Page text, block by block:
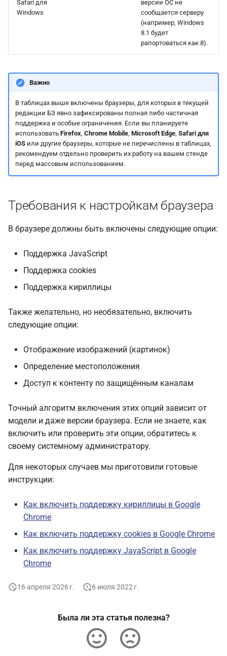
Safari для
Windows
версии ОС не
сообщается серверу
(например, Windows
8.1 будет
рапортоваться как 8).
Важно
В таблицах выше включены браузеры, для которых в текущей
редакции БЗ явно зафиксированы полная либо частичная
поддержка и особые ограничения. Если вы планируете
использовать Firefox, Chrome Mobile, Microsoft Edge, Safari для
iOSили другие браузеры, которые не перечислены в таблицах,
рекомендуем отдельно проверить их работу на вашем стенде
перед массовым использованием.
Требования к настройкам браузера
В браузере должны быть включены следующие опции:
Поддержка JavaScript
Поддержка cookies
Поддержка кириллицы
Также желательно, но необязательно, включить
следующие опции:
Отображение изображений (картинок)
Определение местоположения
Доступ к контенту по защищённым каналам
Точный алгоритм включения этих опций зависит от
модели и даже версии браузера. Если не знаете, как
включить или проверить эти опции, обратитесь к
своему системному администратору.
Для некоторых случаев мы приготовили готовые
инструкции:
Как включить поддержку кириллицы в Google
Chrome
Как включить поддержку cookies в Google Chrome
Как включить поддержку JavaScript в Google
Chrome
16 апреля 2026 г. 6 июля 2022 г.
Была ли эта статья полезна?